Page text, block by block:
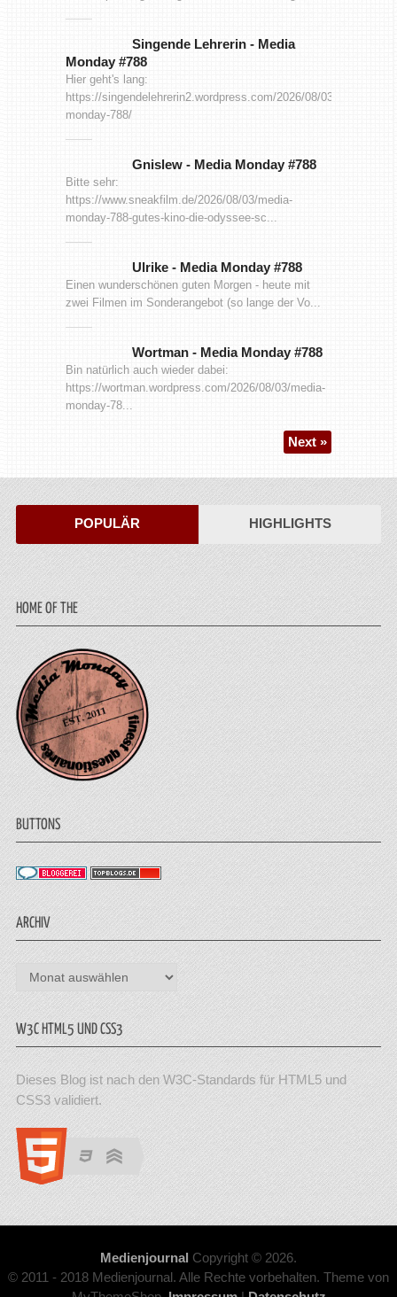
Singende Lehrerin - Media
Monday #788
Hier geht's lang:
https://singendelehrerin2.wordpress.com/2026/08/03/media-
monday-788/
Gnislew - Media Monday #788
Bitte sehr:
https://www.sneakfilm.de/2026/08/03/media-
monday-788-gutes-kino-die-odyssee-sc...
Ulrike - Media Monday #788
Einen wunderschönen guten Morgen - heute mit
zwei Filmen im Sonderangebot (so lange der Vo...
Wortman - Media Monday #788
Bin natürlich auch wieder dabei:
https://wortman.wordpress.com/2026/08/03/media-
monday-78...
Next »
POPULÄR HIGHLIGHTS
HOME OF THE
BUTTONS
ARCHIV
Archiv
W3C HTML5 UND CSS3
Dieses Blog ist nach den W3C-Standards für HTML5 und
CSS3 validiert.
Medienjournal Copyright © 2026.
© 2011 - 2018 Medienjournal. Alle Rechte vorbehalten. Theme von